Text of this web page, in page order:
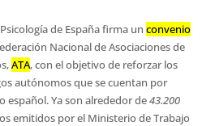
de España firma un convenio
Nacional de Asociaciones de
ATA, con el objetivo de reforzar los
autónomos que se cuentan por
español. Ya son alrededor de43.200
emitidos por el Ministerio de Trabajo